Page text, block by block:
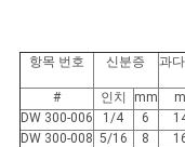
하
다
항목 번호 신분증 과
# 인치 mm
DW 300-006
1/4 6
DW 300-008 5/16 8